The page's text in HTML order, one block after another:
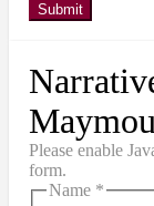
Submit
Please enable
form.
Name *